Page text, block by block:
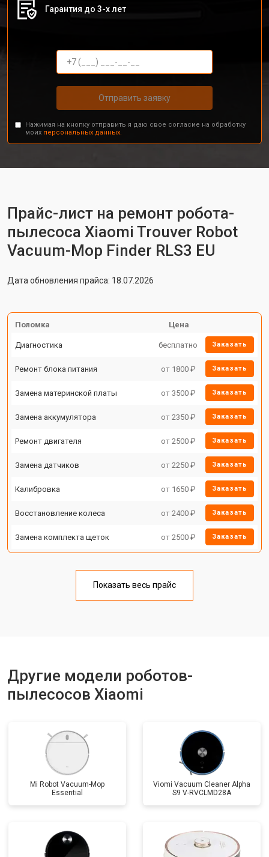
Гарантия до 3-х лет
Отправить заявку
Нажимая на кнопку отправить я даю свое согласие на обработку
моих персональных данных.
Прайс-лист на ремонт робота-
пылесоса Xiaomi Trouver Robot
Vacuum-Mop Finder RLS3 EU
Дата обновления прайса: 18.07.2026
Поломка Цена
Диагностика бесплатно Заказать
Ремонт блока питания от 1800 ₽ Заказать
Замена материнской платы от 3500 ₽ Заказать
Замена аккумулятора от 2350 ₽ Заказать
Ремонт двигателя от 2500 ₽ Заказать
Замена датчиков от 2250 ₽ Заказать
Калибровка от 1650 ₽ Заказать
Восстановление колеса от 2400 ₽ Заказать
Замена комплекта щеток от 2500 ₽ Заказать
Показать весь прайс
Другие модели роботов-
пылесосов Xiaomi
Mi Robot Vacuum-Mop
Essential
Viomi Vacuum Cleaner Alpha
S9 V-RVCLMD28A